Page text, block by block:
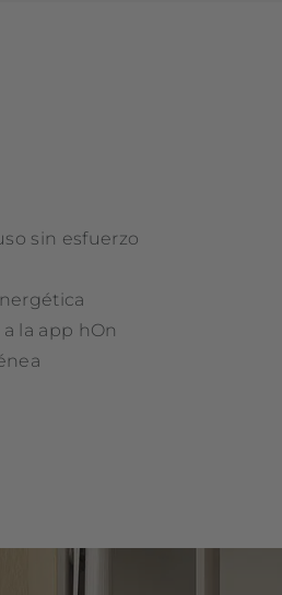
sin esfuerzo
la app hOn